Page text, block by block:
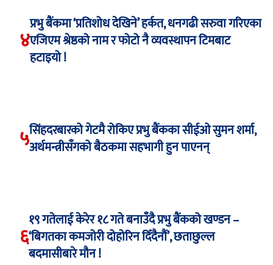
४
प्रभु बैंकमा ‘प्रतिशोध देखिने’ हर्कत, धनगढी सरुवा गरिएका
एजिएम श्रेष्ठको नाम र फोटो नै व्यवस्थापन टिमबाट
हटाइयो !
५सिंहदरबारको गेटमै रोकिए प्रभु बैंकका सीईओ सुमन शर्मा,
अर्थमन्त्रीसँगको बैठकमा सहभागी हुन पाएनन्
६
१९ गतेलाई केरेर १८ गते बनाउँदै प्रभु बैंकको खण्डन –
‘बिगतका कमजोरी दोहोरिन दिँदैनौं’, छताछुल्ल
बदमासीबारे मौन !